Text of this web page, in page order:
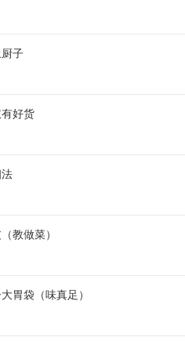
子
好货
教做菜）
胃袋（味真足）